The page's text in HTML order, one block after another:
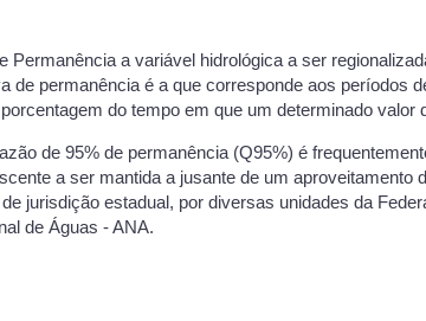
Permanência a variável hidrológica a ser
de permanência é a que corresponde aos
do tempo em que um determinado
de 95% de permanência (Q95%) é
a ser mantida a jusante de um
jurisdição estadual, por diversas unidades da
de Águas - ANA.